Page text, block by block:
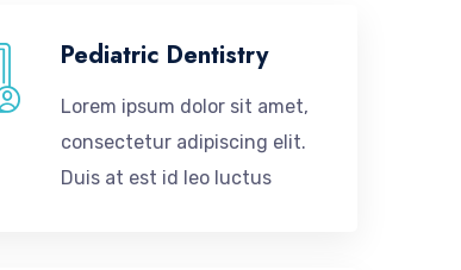
Pediatric Dentistry
Lorem ipsum dolor sit amet,
consectetur adipiscing elit.
Duis at est id leo luctus